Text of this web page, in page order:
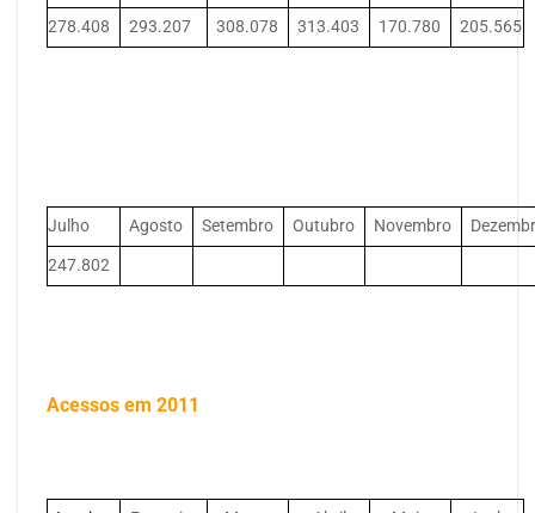
278.408
293.207 308.078 313.403 170.780 205.565
Julho Agosto Setembro Outubro Novembro
247.802
Acessos em 2011